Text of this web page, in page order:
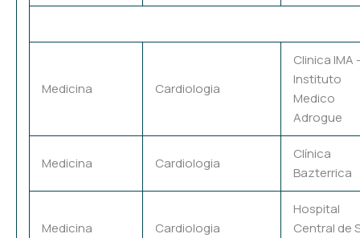
Medicina Cardiologia
Clinica IMA
Instituto
Medico
Adrogue
Medicina Cardiologia
Clínica
Bazterrica
Medicina Cardiologia
Hospital
Central de